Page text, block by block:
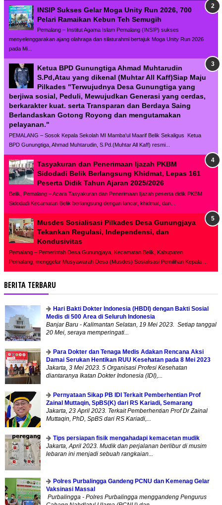
INSIP Sukses Gelar Moga Unity Run 2026, 700
Pelari Ramaikan Kebun Teh Semugih
Pemalang – Institut Agama Islam Pemalang (INSIP) sukses
menyelenggarakan ajang olahraga dan silaturahmi bertajuk Moga Unity Run 2026
pada Mi...
Ketua BPD Gunungtiga Ahmad Muhtarudin
S.Pd,Atau yang dikenal (Muhtar All Kaff)Siap Maju
Pilkades "Terwujudnya Desa Gunungtiga yang
berjiwa sosial, Peduli, Mewujudkan Generasi yang cerdas,
berkarakter kuat. serta Transparan dan Berdaya Saing
Berlandaskan Gotong Royong dan mengutamakan
pelayanan."
PEMALANG – Sosok Kepala Sekolah MI Mamba'ul Maarif Belik Sekaligus Ketua
BPD Gunungtiga, Ahmad Muhtarudin, S.Pd.(Muhtar All Kaff) resmi...
Tasyakuran dan Penerimaan Ijazah PKBM
Sidodadi Belik Berlangsung Khidmat, Lepas 161
Peserta Didik Tahun Ajaran 2025/2026
Belik, Pemalang – Acara Tasyakuran dan Penerimaan Ijazah peserta didik PKBM
Sidodadi Kecamatan Belik berlangsung dengan lancar, khidmat, dan...
Musdes Sosialisasi Pilkades Desa Gunungjaya
Tekankan Regulasi, Independensi, dan
Kondusivitas
Pemalang – Pemerintah Desa Gunungjaya, Kecamatan Belik, Kabupaten
Pemalang, menggelar Musyawarah Desa (Musdes) Sosialisasi Pemilihan Kepala ...
BERITA TERBARU
Hari Bakti Dokter Indonesia (HBDI) dengan Bakti Sosial
Medis di 500 Area di Seluruh Indonesia
Banjar Baru - Kalimantan Selatan, 19 Mei 2023. Setiap tanggal
20 Mei, seraya memperingati...
Para Dokter dan Tenaga Medis Adakan Rencana Aksi
Damai Serukan Hentikan RUU Kesehatan pada 8 Mei 2023
Jakarta, 3 Mei 2023. 5 Organisasi Profesi Kesehatan
diantaranya Ikatan Dokter Indonesia (IDI),...
Pernyataan Sikap PB IDI Terkait Pemberhentian Prof
Zainal Muttaqin, SpBS(K) dari RS Kariadi, Semarang
Jakarta, 23 April 2023. Terkait Pemberhentian Prof Dr Zainal
Muttaqin, PhD, SpBS dari RS Kariadi,...
Tips persiapan fisik mengahadapi kemacetan mudik
Jakarta, April 2023. Mudik dan perjalanan berlibur di musim
lebaran ini menjadi sebuah rangkaian...
Polres Purbalingga Gandeng PCNU dan Kemenag Gelar
Vaksinasi Massal
Purbalingga - Polres Purbalingga menggandeng Pengurus